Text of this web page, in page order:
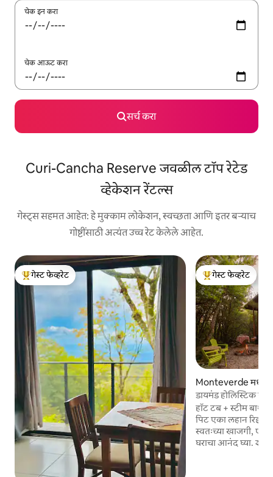
चेक इन करा
चेक आऊट करा
सर्च करा
Curi-Cancha Reserve जवळील टॉप रेटेड
व्हेकेशन रेंटल्स
गेस्ट्स सहमत आहेत: हे मुक्काम लोकेशन, स्वच्छता आणि इतर बऱ्याच
गोष्टींसाठी अत्यंत उच्च रेट केलेले आहेत.
टॉप गेस्ट फेव्हरेट
गेस्ट फेव्हरेट
टॉप गेस्ट फेव्हरेट
गेस्ट फेव्हरेट
Monteverde मधील
डायमंड होलिस्टिक
बाथ+जकूझी+फोगाटा
हॉट टब + स्टीम बाथ
पिट एका लहान रिझर्व्हमध्ये असलेल्या तुमच्या
स्वतःच्या खाजगी,
घराचा आनंद घ्या.